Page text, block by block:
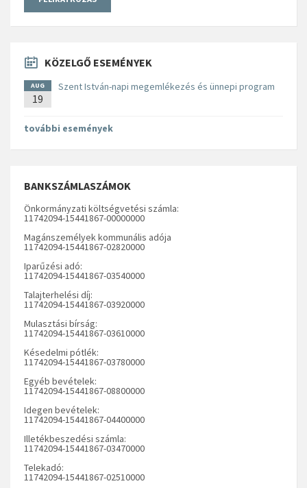
KÖZELGŐ ESEMÉNYEK
AUG
19
Szent István-napi megemlékezés és ünnepi program
további események
BANKSZÁMLASZÁMOK
Önkormányzati költségvetési számla:
11742094-15441867-00000000
Magánszemélyek kommunális adója
11742094-15441867-02820000
Iparűzési adó:
11742094-15441867-03540000
Talajterhelési díj:
11742094-15441867-03920000
Mulasztási bírság:
11742094-15441867-03610000
Késedelmi pótlék:
11742094-15441867-03780000
Egyéb bevételek:
11742094-15441867-08800000
Idegen bevételek:
11742094-15441867-04400000
Illetékbeszedési számla:
11742094-15441867-03470000
Telekadó:
11742094-15441867-02510000